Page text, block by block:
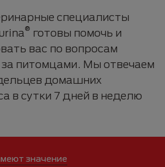
специалисты
® готовы помочь и
вас по вопросам
за питомцами. Мы отвечаем
домашних
в сутки 7 дней в неделю
значение